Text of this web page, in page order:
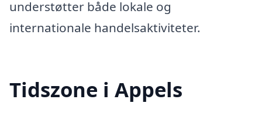
understøtter både lokale og
internationale handelsaktiviteter.
Tidszone i Appels